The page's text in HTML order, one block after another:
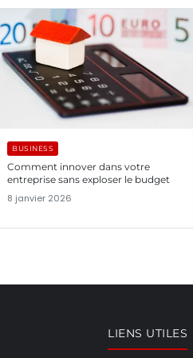
BUSINESS
Comment innover dans votre
entreprise sans exploser le budget
8 janvier 2026
LIENS UTILES